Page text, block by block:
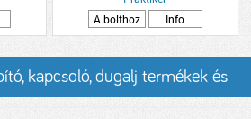
A bolthoz
Info
kapcsoló, dugalj termékek és